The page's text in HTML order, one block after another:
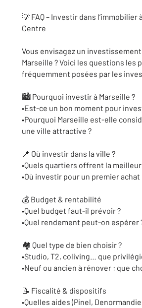
💡 FAQ – Investir dans l’immobilier
Centre
Vous envisagez un
Marseille ? Voici les questions les
fréquemment posées par les
🏙 Pourquoi investir à Marseille ?
•Est-ce un bon moment pour
•Pourquoi Marseille est-elle
une ville attractive ?
📍 Où investir dans la ville ?
•Quels quartiers offrent la
•Où investir pour un premier
💰 Budget & rentabilité
•Quel budget faut-il prévoir ?
•Quel rendement peut-on espérer
🏘 Quel type de bien choisir ?
•Studio, T2, coliving… que
•Neuf ou ancien à rénover : que
📝 Fiscalité & dispositifs
•Quelles aides (Pinel,